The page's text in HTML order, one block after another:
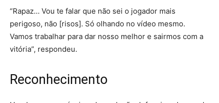
“Rapaz… Vou te falar que não sei o jogador mais
perigoso, não [risos]. Só olhando no vídeo mesmo.
Vamos trabalhar para dar nosso melhor e sairmos com a
vitória”, respondeu.
Reconhecimento